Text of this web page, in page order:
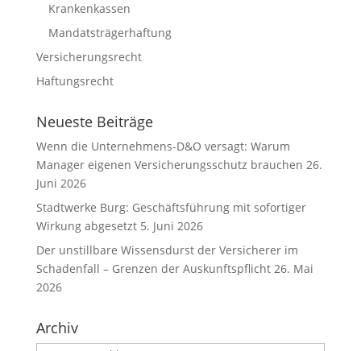
Krankenkassen
Mandatsträgerhaftung
Versicherungsrecht
Haftungsrecht
Neueste Beiträge
Wenn die Unternehmens-D&O versagt: Warum
Manager eigenen Versicherungsschutz brauchen 26.
Juni 2026
Stadtwerke Burg: Geschäftsführung mit sofortiger
Wirkung abgesetzt 5. Juni 2026
Der unstillbare Wissensdurst der Versicherer im
Schadenfall – Grenzen der Auskunftspflicht 26. Mai
2026
Archiv